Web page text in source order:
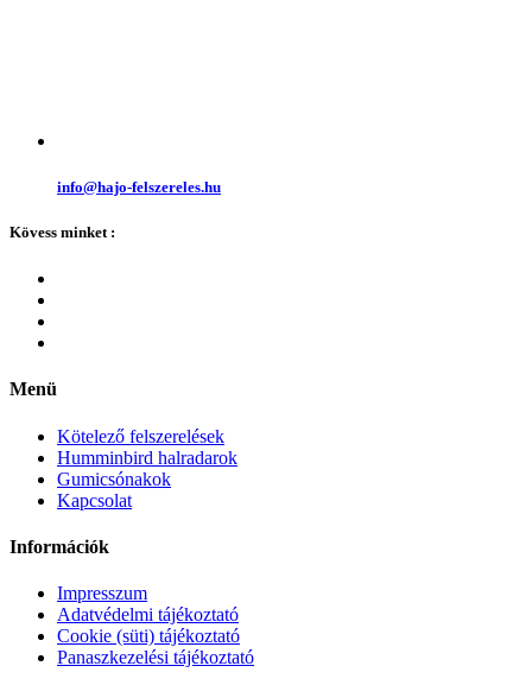
info@hajo-felszereles.hu
Kövess minket :
Menü
Kötelező felszerelések
Humminbird halradarok
Gumicsónakok
Kapcsolat
Információk
Impresszum
Adatvédelmi tájékoztató
Cookie (süti) tájékoztató
Panaszkezelési tájékoztató